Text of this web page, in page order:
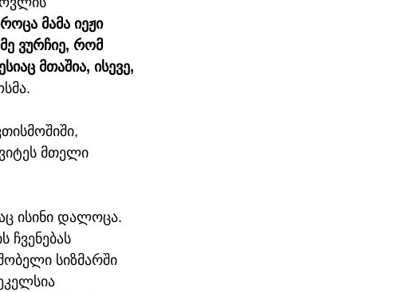
მამა იეჟი
ვურჩიე, რომ
მთაშია, ისევე,
მთელი
ისინი დალოცა.
სიზმარში